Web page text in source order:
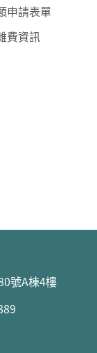
申請表單
費資訊
號A棟4樓